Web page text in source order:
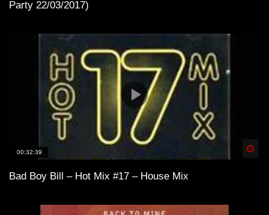
Party 22/03/2017)
00:32:39
Bad Boy Bill – Hot Mix #17 – House Mix